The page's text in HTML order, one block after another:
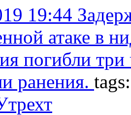
19:44
атаке в
погибли
ранения.